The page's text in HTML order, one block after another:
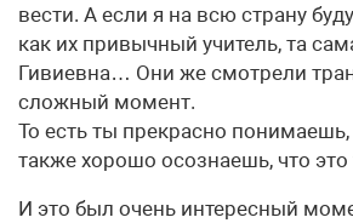
вести. А если я на всю страну
как их привычный учитель, та
Гивиевна… Они же смотрели
сложный момент.
То есть ты прекрасно понимаешь,
также хорошо осознаешь, что это
И это был очень интересный